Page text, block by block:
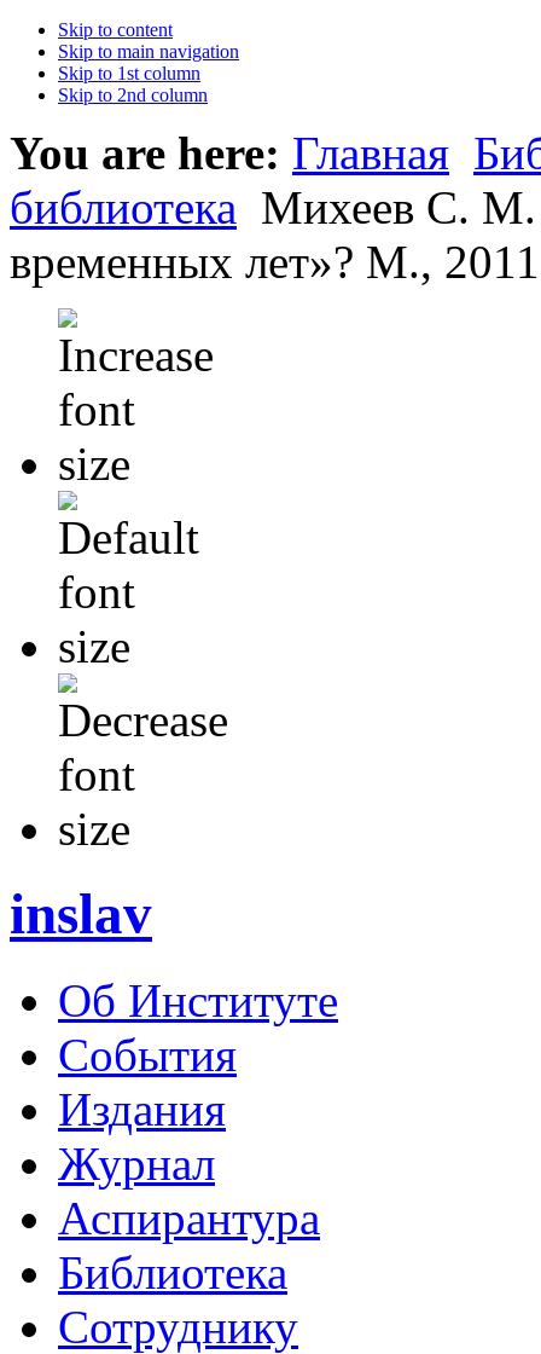
Skip to content
Skip to main navigation
Skip to 1st column
Skip to 2nd column
You are here: Главная
библиотека Михеев С. М.
временных лет»? М.,
inslav
Об Институте
События
Издания
Журнал
Аспирантура
Библиотека
Сотруднику